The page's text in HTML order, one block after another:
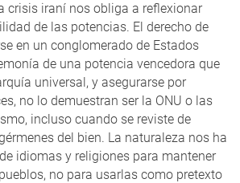
crisis iraní nos obliga a reflexionar
de las potencias. El derecho de
en un conglomerado de Estados
de una potencia vencedora que
universal, y asegurarse por
no lo demuestran ser la ONU o las
incluso cuando se reviste de
del bien. La naturaleza nos ha
idiomas y religiones para mantener
no para usarlas como pretexto